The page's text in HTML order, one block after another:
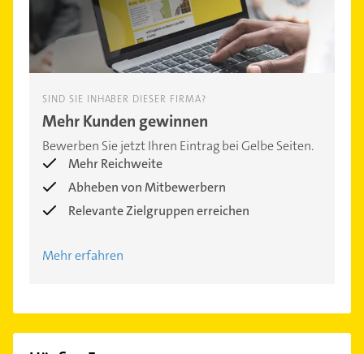
SIND SIE INHABER DIESER FIRMA?
Mehr Kunden gewinnen
Bewerben Sie jetzt Ihren Eintrag bei Gelbe Seiten.
Mehr Reichweite
Abheben von Mitbewerbern
Relevante Zielgruppen erreichen
Mehr erfahren